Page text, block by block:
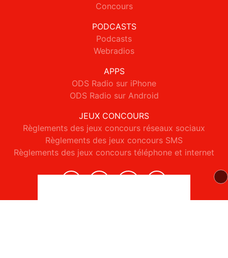
Concours
PODCASTS
Podcasts
Webradios
APPS
ODS Radio sur iPhone
ODS Radio sur Android
JEUX CONCOURS
Règlements des jeux concours réseaux sociaux
Règlements des jeux concours SMS
Règlements des jeux concours téléphone et internet